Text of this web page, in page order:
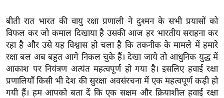
वि
शे
ष
ज्ञ
रा
य
बीती रात भारत की वायु रक्षा प्रणाली ने दुश्मन के सभी प्रयासों को
विफल कर जो कमाल दिखाया है उसकी आज हर भारतीय सराहना कर
रहा है और उसे यह विश्वास हो चला है कि तकनीक के मामले में हमारे
रक्षा बल अब बहुत आगे निकल चुके हैं। देखा जाये तो आधुनिक युद्ध में
आकाश पर नियंत्रण अत्यंत महत्वपूर्ण हो गया है। इसलिए हवाई रक्षा
प्रणालियाँ किसी भी देश की सुरक्षा अवसंरचना में एक महत्वपूर्ण कड़ी हो
गयी हैं। हम आपको बता दें कि एक सक्षम और क्रियाशील हवाई रक्षा